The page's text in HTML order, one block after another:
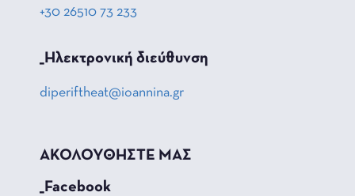
+30 26510 73 233
_Hλεκτρονική διεύθυνση
diperiftheat@ioannina.gr
ΑΚΟΛΟΥΘΗΣΤΕ ΜΑΣ
_Facebook